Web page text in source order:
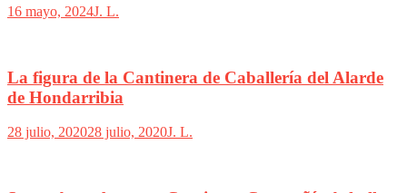
16 mayo, 2024J. L.
La figura de la Cantinera de Caballería del Alarde
de Hondarribia
28 julio, 202028 julio, 2020J. L.